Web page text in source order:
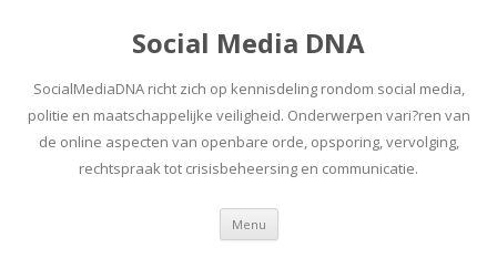
Social Media DNA
SocialMediaDNA richt zich op kennisdeling rondom social media,
politie en maatschappelijke veiligheid. Onderwerpen vari?ren van
de online aspecten van openbare orde, opsporing, vervolging,
rechtspraak tot crisisbeheersing en communicatie.
Menu Spring
inhoud